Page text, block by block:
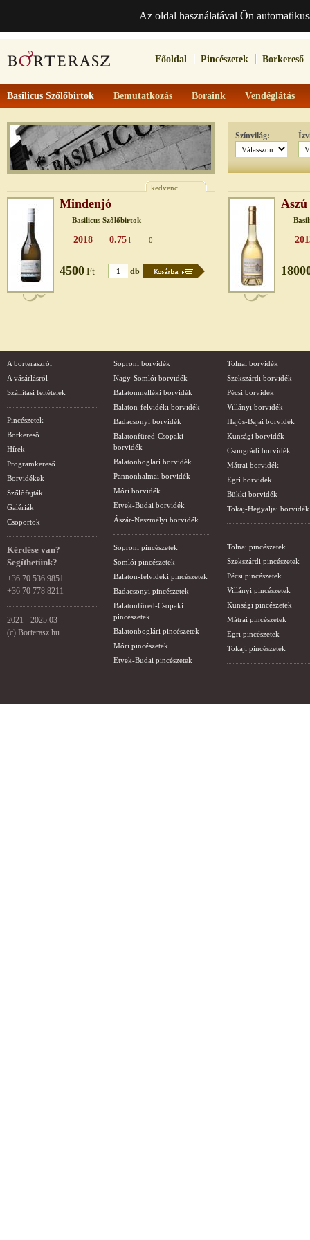
Az oldal használatával Ön
Főoldal Pincészetek Borkereső
Basilicus Szőlőbirtok Bemutatkozás Boraink Vendéglátás
Színvilág:
kedvenc
Mindenjó
Basilicus Szőlőbirtok
2018 0.75 l 0
4500 Ft db
A borteraszról
A vásárlásról
Szállítási feltételek
Pincészetek
Borkereső
Hírek
Programkereső
Borvidékek
Szőlőfajták
Galériák
Csoportok
Kérdése van?
Segíthetünk?
+36 70 536 9851
+36 70 778 8211
2021 - 2025.03
(c) Borterasz.hu
Soproni borvidék
Nagy-Somlói borvidék
Balatonmelléki borvidék
Balaton-felvidéki borvidék
Badacsonyi borvidék
Balatonfüred-Csopaki
borvidék
Balatonboglári borvidék
Pannonhalmai borvidék
Móri borvidék
Etyek-Budai borvidék
Ászár-Neszmélyi borvidék
Soproni pincészetek
Somlói pincészetek
Balaton-felvidéki pincészetek
Badacsonyi pincészetek
Balatonfüred-Csopaki
pincészetek
Balatonboglári pincészetek
Móri pincészetek
Etyek-Budai pincészetek
Tolnai borvidék
Szekszárdi borvidék
Pécsi borvidék
Villányi borvidék
Hajós-Bajai borvidék
Kunsági borvidék
Csongrádi borvidék
Mátrai borvidék
Egri borvidék
Bükki borvidék
Tokaj-Hegyaljai borvidék
Tolnai pincészetek
Szekszárdi pincészetek
Pécsi pincészetek
Villányi pincészetek
Kunsági pincészetek
Mátrai pincészetek
Egri pincészetek
Tokaji pincészetek